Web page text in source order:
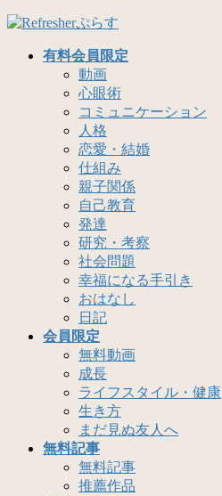
コ
ナ
有料会員限定
動画
心眼術
コミュニケーション
人格
恋愛・結婚
仕組み
親子関係
自己教育
発達
研究・考察
社会問題
幸福になる手引き
おはなし
日記
会員限定
無料動画
成長
ライフスタイル・健康
生き方
まだ見ぬ友人へ
無料記事
無料記事
推薦作品